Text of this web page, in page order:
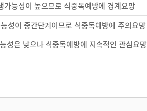
가능성이 높으므로 식중독예방에 경계요망
성이 중간단계이므로 식중독예방에 주의요망
성은 낮으나 식중독예방에 지속적인 관심요망